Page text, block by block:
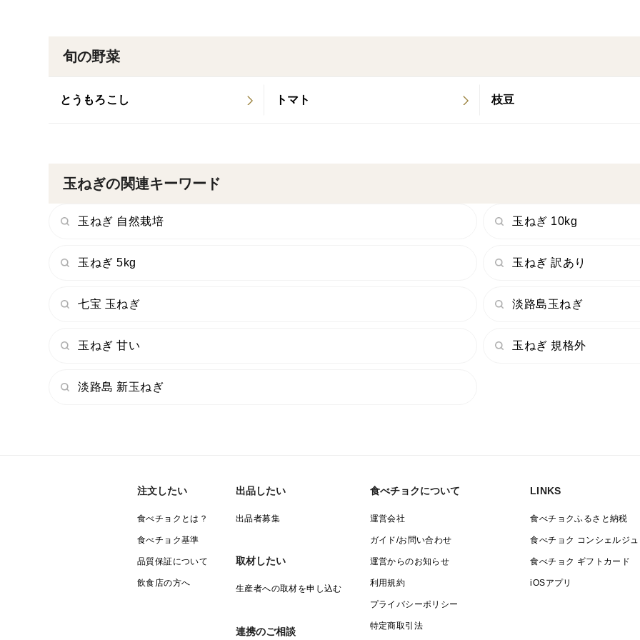
旬の野菜
とうもろこし トマト 枝豆
玉ねぎの関連キーワード
玉ねぎ 自然栽培 玉ねぎ 10kg
玉ねぎ 5kg 玉ねぎ 訳あり
七宝 玉ねぎ 淡路島玉ねぎ
玉ねぎ 甘い 玉ねぎ 規格外
淡路島 新玉ねぎ
注文したい
食べチョクとは？
食べチョク基準
品質保証について
飲食店の方へ
出品したい
出品者募集
取材したい
生産者への取材を申し込む
連携のご相談
食べチョクについて
運営会社
ガイド/お問い合わせ
運営からのお知らせ
利用規約
プライバシーポリシー
特定商取引法
LINKS
食べチョクふるさと納税
食べチョク コンシェルジュ
食べチョク ギフトカード
iOSアプリ